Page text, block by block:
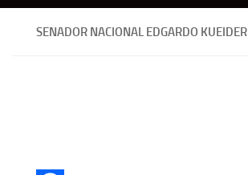
SENADOR NACIONAL EDGARDO KUEIDER